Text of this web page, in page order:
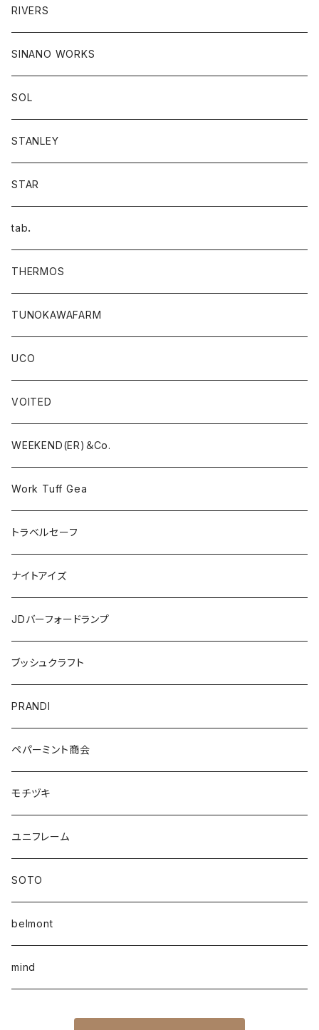
RIVERS
SINANO WORKS
SOL
STANLEY
STAR
tab．
THERMOS
TUNOKAWAFARM
UCO
VOITED
WEEKEND(ER)＆Co.
Work Tuff Gea
トラベルセーフ
ナイトアイズ
JDバーフォードランプ
ブッシュクラフト
PRANDI
ペパーミント商会
モチヅキ
ユニフレーム
SOTO
belmont
mind